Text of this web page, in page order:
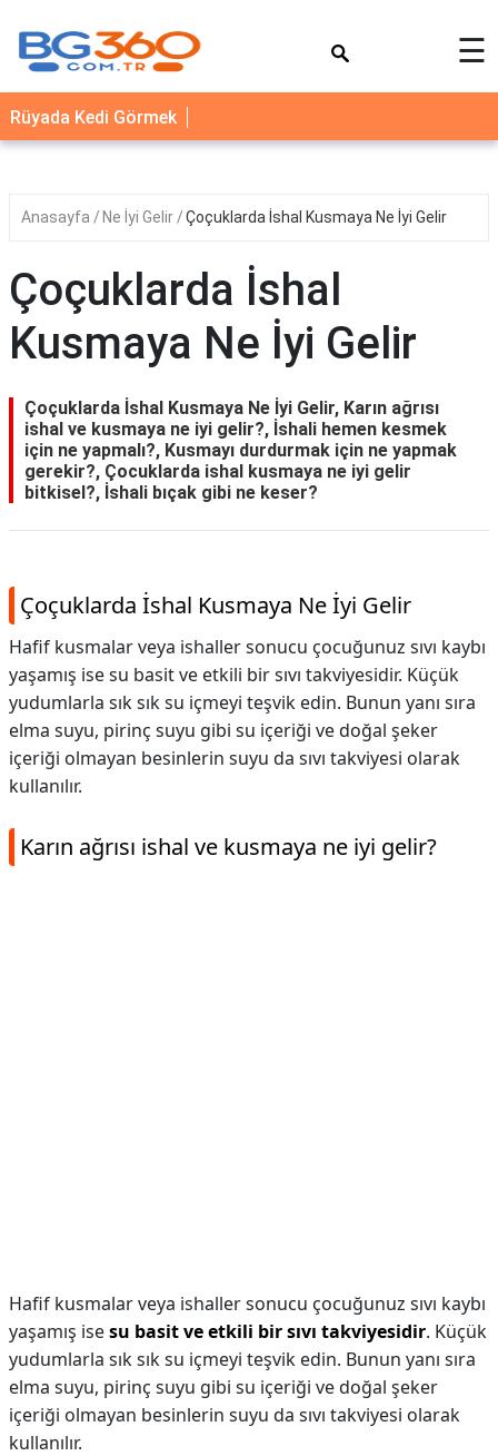
YEMEK
TARİFLERİ
SAĞLIK
İLETİŞİM
☰
Rüyada Kedi Görmek
Anasayfa Ne İyi Gelir Çoçuklarda İshal Kusmaya Ne İyi Gelir
Çoçuklarda İshal
Kusmaya Ne İyi Gelir
Çoçuklarda İshal Kusmaya Ne İyi Gelir, Karın ağrısı
ishal ve kusmaya ne iyi gelir?, İshali hemen kesmek
için ne yapmalı?, Kusmayı durdurmak için ne yapmak
gerekir?, Çocuklarda ishal kusmaya ne iyi gelir
bitkisel?, İshali bıçak gibi ne keser?
Çoçuklarda İshal Kusmaya Ne İyi Gelir
Hafif kusmalar veya ishaller sonucu çocuğunuz sıvı kaybı
yaşamış ise su basit ve etkili bir sıvı takviyesidir. Küçük
yudumlarla sık sık su içmeyi teşvik edin. Bunun yanı sıra
elma suyu, pirinç suyu gibi su içeriği ve doğal şeker
içeriği olmayan besinlerin suyu da sıvı takviyesi olarak
kullanılır.
Karın ağrısı ishal ve kusmaya ne iyi gelir?
Hafif kusmalar veya ishaller sonucu çocuğunuz sıvı kaybı
yaşamış isesu basit ve etkili bir sıvı takviyesidir. Küçük
yudumlarla sık sık su içmeyi teşvik edin. Bunun yanı sıra
elma suyu, pirinç suyu gibi su içeriği ve doğal şeker
içeriği olmayan besinlerin suyu da sıvı takviyesi olarak
kullanılır.